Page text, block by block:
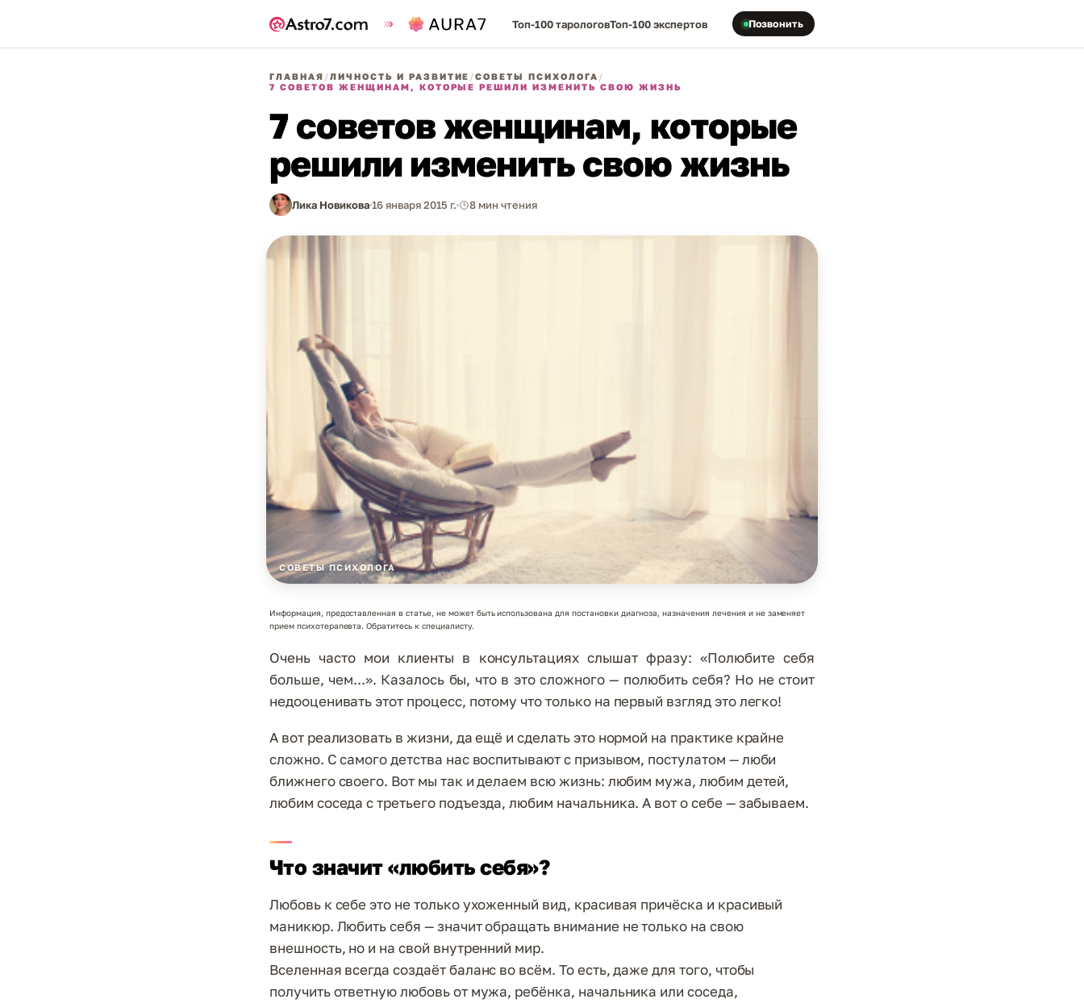
Топ-100 тарологовТоп-100 экспертов Позвонить
ГЛАВНАЯ /ЛИЧНОСТЬ И РАЗВИТИЕ /СОВЕТЫ ПСИХОЛОГА /
7 СОВЕТОВ ЖЕНЩИНАМ, КОТОРЫЕ РЕШИЛИ ИЗМЕНИТЬ СВОЮ ЖИЗНЬ
7 советов женщинам, которые
решили изменить свою жизнь
Лика Новикова16 января 2015 г. 8 мин чтения
СОВЕТЫ ПСИХОЛОГА
Информация, предоставленная в статье, не может быть использована для постановки диагноза, назначения лечения и не заменяет
прием психотерапевта. Обратитесь к специалисту.
Очень часто мои клиенты в консультациях слышат фразу: «Полюбите себя
больше, чем...». Казалось бы, что в это сложного — полюбить себя? Но не стоит
недооценивать этот процесс, потому что только на первый взгляд это легко!
А вот реализовать в жизни, да ещё и сделать это нормой на практике крайне
сложно. С самого детства нас воспитывают с призывом, постулатом — люби
ближнего своего. Вот мы так и делаем всю жизнь: любим мужа, любим детей,
любим соседа с третьего подъезда, любим начальника. А вот о себе — забываем.
Что значит «любить себя»?
Любовь к себе это не только ухоженный вид, красивая причёска и красивый
маникюр. Любить себя — значит обращать внимание не только на свою
внешность, но и на свой внутренний мир.
Вселенная всегда создаёт баланс во всём. То есть, даже для того, чтобы
получить ответную любовь от мужа, ребёнка, начальника или соседа,